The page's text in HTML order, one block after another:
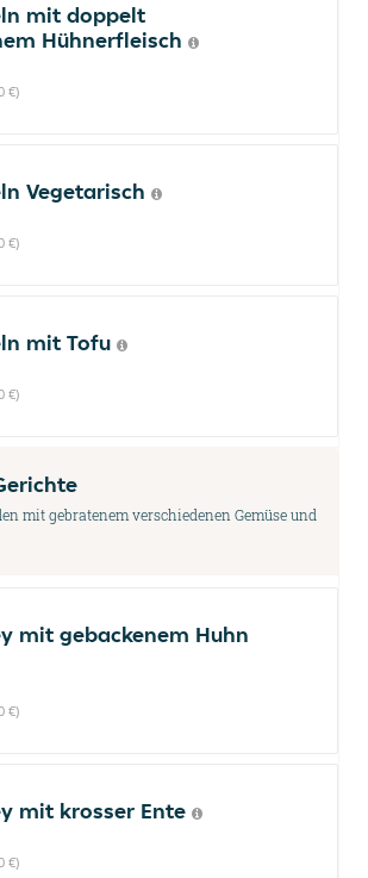
mit doppelt
Hühnerfleisch
€)
Vegetarisch
€)
mit Tofu
€)
mit gebratenem verschiedenen Gemüse und
mit gebackenem Huhn
€)
mit krosser Ente
€)